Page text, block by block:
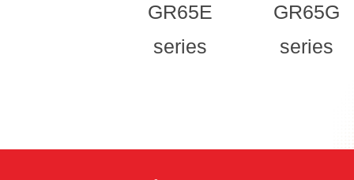
GR65E
series
GR65G
series